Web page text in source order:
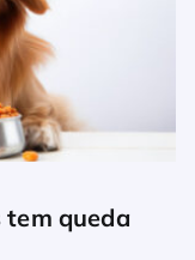
tem queda